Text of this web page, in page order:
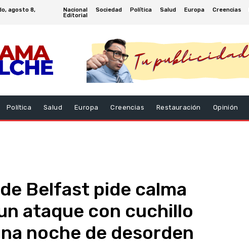
agosto 8,
Nacional Sociedad Política Salud Europa Creencias
Editorial
Política Salud Europa Creencias Restauración Opinión
Belfast pide calma
ataque con cuchillo
noche de desorden